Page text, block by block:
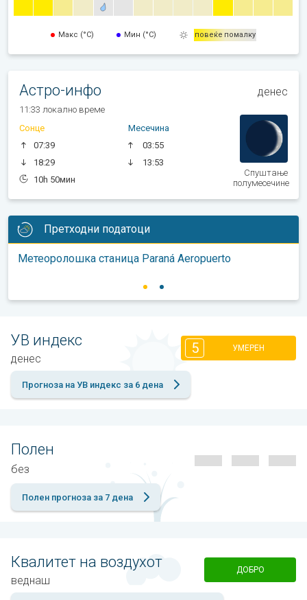
Макс (°C) Мин (°C) повеќе помалку
Астро-инфо денес
11:33 локално време
Сонце
07:39
18:29
10h 50мин
Месечина
03:55
13:53
Спуштање
полумесечине
Претходни податоци
Метеоролошка станица Paraná Aeropuerto
УВ индекс
денес
5 УМЕРЕН
Прогноза на УВ индекс за 6 дена
Полен
без
Полен прогноза за 7 дена
Квалитет на воздухот
веднаш
ДОБРО